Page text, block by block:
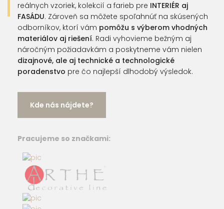
reálnych vzoriek, kolekcií a farieb pre INTERIÉR aj
FASÁDU. Zároveň sa môžete spoľahnúť na skúsených
odborníkov, ktorí vám pomôžu s výberom vhodných
materiálov aj riešení. Radi vyhovieme bežným aj
náročným požiadavkám a poskytneme vám nielen
dizajnové, ale aj technické a technologické
poradenstvo pre čo najlepší dlhodobý výsledok.
Kde nás nájdete?
Pracujeme so značkami: